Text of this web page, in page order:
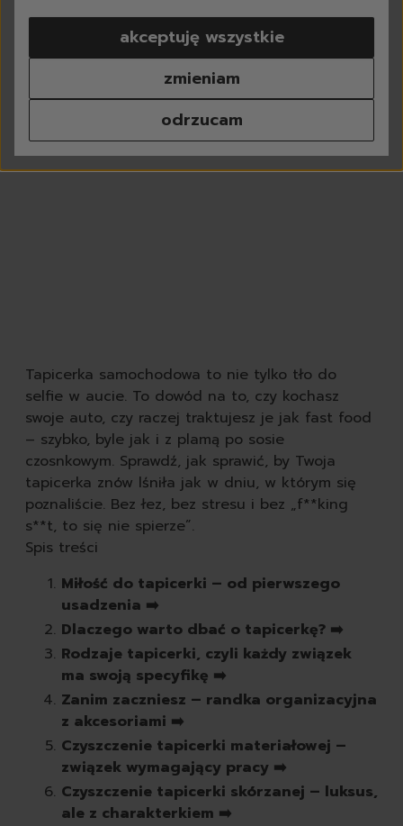
pranie
do białego
do koloru
do czarnego
do sportowych
tkaniny delikatne
kapsułki do prania
proszki do prania
zmywanie
tabletki do zmywarki
płyny do naczyń
gąbki do mycia naczyń
szczotki kuchenne do
pozostałe środki do
według przeznaczenia
seria nature all
karoseria
opony i felgi
tapicerka i kokpit
zapachy
czyszczenie butów
szczotki do butów
impregnaty do butów
Tapicerka samochodowa to nie tylko tło do
selfie w aucie. To dowód na to, czy kochasz
swoje auto, czy raczej traktujesz je jak fast food
– szybko, byle jak i z plamą po sosie
czosnkowym. Sprawdź, jak sprawić, by Twoja
tapicerka znów lśniła jak w dniu, w którym się
poznaliście. Bez łez, bez stresu i bez „f**king
s**t, to się nie spierze”.
Spis treści
Miłość do tapicerki – od pierwszego
usadzenia ➡️
Dlaczego warto dbać o tapicerkę? ➡️
Rodzaje tapicerki, czyli każdy związek
ma swoją specyfikę ➡️
Zanim zaczniesz – randka organizacyjna
z akcesoriami ➡️
Czyszczenie tapicerki materiałowej –
związek wymagający pracy ➡️
Czyszczenie tapicerki skórzanej – luksus,
ale z charakterkiem ➡️
odrzucam
zmieniam
akceptuję wszystkie